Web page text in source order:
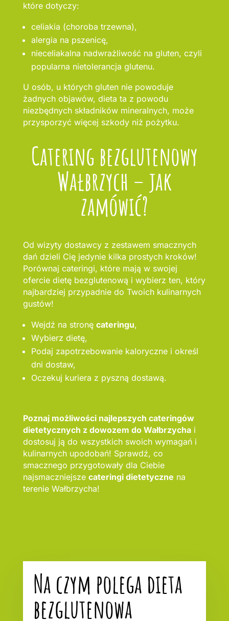
które dotyczy:
celiakia (choroba trzewna),
alergia na pszenicę,
nieceliakalna nadwrażliwość na gluten, czyli
popularna nietolerancja glutenu.
U osób, u których gluten nie powoduje
żadnych objawów, dieta ta z powodu
niezbędnych składników mineralnych, może
przysporzyć więcej szkody niż pożytku.
Catering bezglutenowy
Wałbrzych – jak
zamówić?
Od wizyty dostawcy z zestawem smacznych
dań dzieli Cię jedynie kilka prostych kroków!
Porównaj cateringi, które mają w swojej
ofercie dietę bezglutenową i wybierz ten, który
najbardziej przypadnie do Twoich kulinarnych
gustów!
Wejdź na stronę cateringu,
Wybierz dietę,
Podaj zapotrzebowanie kaloryczne i określ
dni dostaw,
Oczekuj kuriera z pyszną dostawą.
Poznaj możliwości najlepszych cateringów
dietetycznych z dowozem do Wałbrzychai
dostosuj ją do wszystkich swoich wymagań i
kulinarnych upodobań! Sprawdź, co
smacznego przygotowały dla Ciebie
najsmaczniejsze cateringi dietetyczne na
terenie Wałbrzycha!
Na czym polega dieta
bezglutenowa